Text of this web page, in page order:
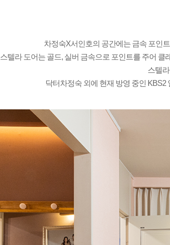
차정숙X서인호의 공간에는 금속 포인
스텔라 도어는 골드, 실버 금속으로 포인트를 주어
스텔
닥터차정숙 외에 현재 방영 중인